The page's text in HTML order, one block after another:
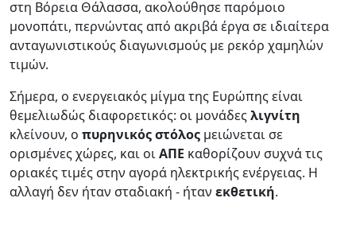
στη Βόρεια Θάλασσα, ακολούθησε παρόμοιο
μονοπάτι, περνώντας από ακριβά έργα σε ιδιαίτερα
ανταγωνιστικούς διαγωνισμούς με ρεκόρ χαμηλών
τιμών.
Σήμερα, ο ενεργειακός μίγμα της Ευρώπης είναι
θεμελιωδώς διαφορετικός: οι μονάδεςλιγνίτη
κλείνουν, ο πυρηνικός στόλος μειώνεται σε
ορισμένες χώρες, και οιΑΠΕ καθορίζουν συχνά τις
οριακές τιμές στην αγορά ηλεκτρικής ενέργειας. Η
αλλαγή δεν ήταν σταδιακή - ήταν εκθετική.